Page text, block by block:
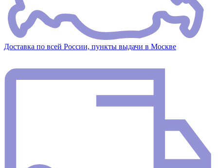
Доставка по всей России, пункты выдачи в Москве